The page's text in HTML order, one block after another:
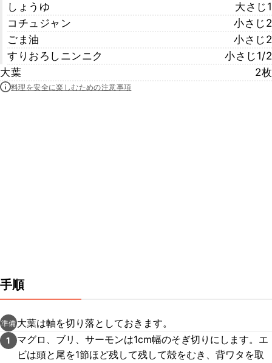
しょうゆ
大さじ1
コチュジャン
小さじ2
ごま油
小さじ2
すりおろしニンニク
小さじ1/2
大葉
2枚
料理を安全に楽しむための注意事項
手順
準備 大葉は軸を切り落としておきます。
1
マグロ、ブリ、サーモンは1cm幅のそぎ切りにします。エ
ビは頭と尾を1節ほど残して残して殻をむき、背ワタを取